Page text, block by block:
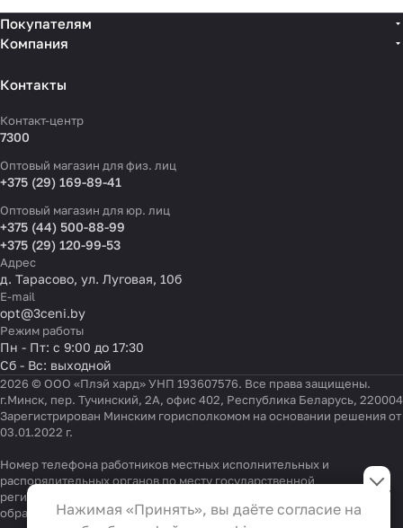
Покупателям
Компания
Контакты
Контакт-центр
7300
Оптовый магазин для физ. лиц
+375 (29) 169-89-41
Оптовый магазин для юр. лиц
+375 (44) 500-88-99
+375 (29) 120-99-53
Адрес
д. Тарасово, ул. Луговая, 10б
E-mail
opt@3ceni.by
Режим работы
Пн - Пт: с 9:00 до 17:30
Сб - Вс: выходной
2026 © ООО «Плэй хард» УНП 193607576. Все права защищены.
г.Минск, пер. Тучинский, 2А, офис 402, Республика Беларусь, 220004
Зарегистрирован Минским горисполкомом на основании решения от
03.01.2022 г.
Номер телефона работников местных исполнительных и
распорядительных органов по месту государственной
регистрации ООО «Плэй хард», уполномоченных рассматривать
обращения покупателей:+375 17 323-41-58,+375 17 370-30-64
Настройки файлов cookie
Функциональные
Эти файлы необходимы для
Нажимая «Принять», вы даёте согласие на